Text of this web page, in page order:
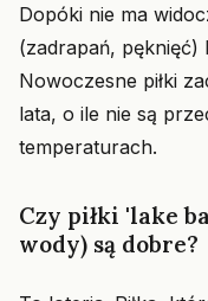
Dopóki nie ma
(zadrapań, pęknięć)
Nowoczesne piłki
lata, o ile nie są
temperaturach.
Czy piłki 'lake
wody) są dobre?